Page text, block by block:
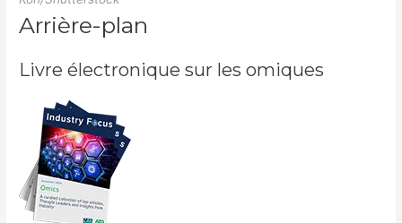
Arrière-plan
Livre électronique sur les omiques